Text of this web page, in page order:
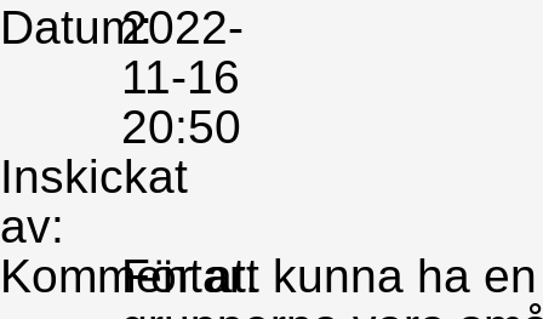
Datum:2022-
11-16
20:50
Inskickat
av:
Kommentar:
För att kunna ha